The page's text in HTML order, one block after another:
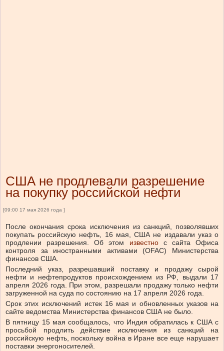
США не продлевали разрешение
на покупку российской нефти
[09:00 17 мая 2026 года ]
После окончания срока исключения из санкций, позволявших
покупать российскую нефть, 16 мая, США не издавали указ о
продлении разрешения.Об этом известно
с сайта Офиса
контроля за иностранными активами (OFAC) Министерства
финансов США.
Последний указ, разрешавший поставку и продажу сырой
нефти и нефтепродуктов происхождением из РФ,
выдали 17
апреля 2026 года. При этом, разрешали продажу только нефти
загруженной на суда по состоянию на 17 апреля 2026 года.
Срок этих исключений истек 16 мая и обновленных указов на
сайте ведомства Министерства финансов США не было.
В пятницу 15 мая сообщалось, чтоИндия обратилась к США с
просьбой продлить действие исключения из санкций на
российскую нефть, поскольку война в Иране все еще нарушает
поставки энергоносителей.